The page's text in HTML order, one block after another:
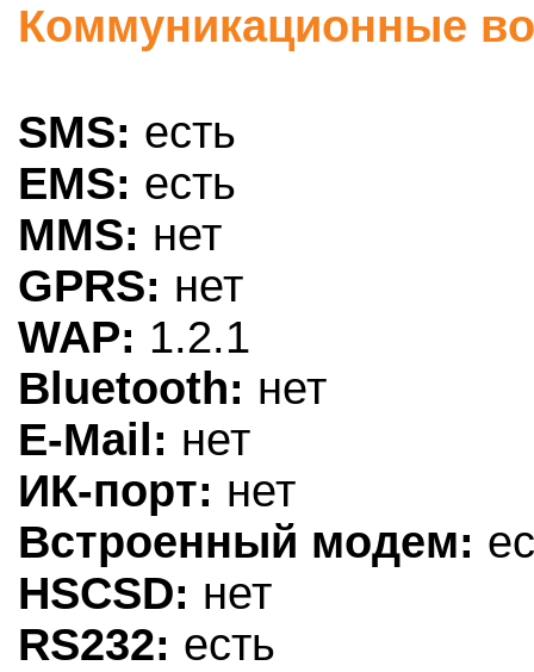
Коммуникационные
SMS: есть
EMS: есть
MMS: нет
GPRS: нет
WAP: 1.2.1
Bluetooth: нет
E-Mail: нет
ИК-порт: нет
Встроенный модем:
HSCSD: нет
RS232: есть